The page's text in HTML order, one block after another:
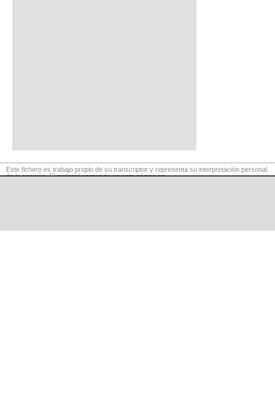
Este fichero es trabajo propio de su transcriptor y representa su interpretación personal
de la canción. El material contenido en esta página es